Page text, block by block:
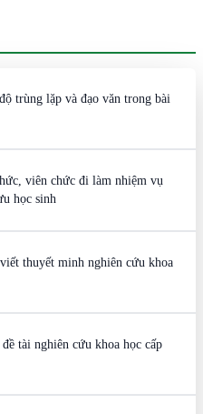
trùng lặp và đạo văn trong bài
viên chức đi làm nhiệm vụ
học sinh
thuyết minh nghiên cứu khoa
tài nghiên cứu khoa học cấp